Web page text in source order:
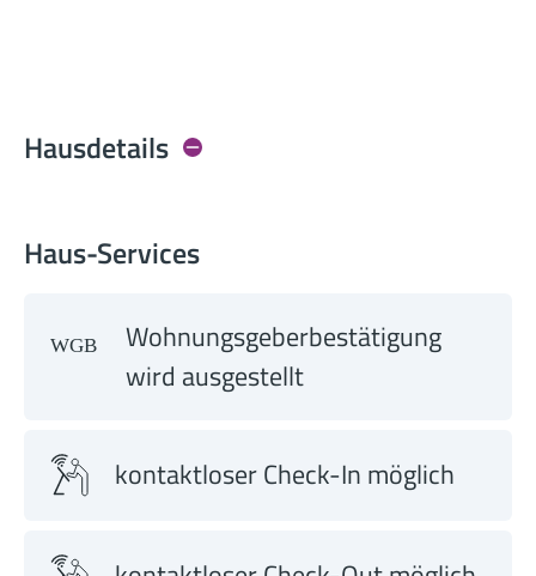
Hausdetails
Haus-Services
Wohnungsgeberbestätigung
wird ausgestellt
kontaktloser Check-In möglich